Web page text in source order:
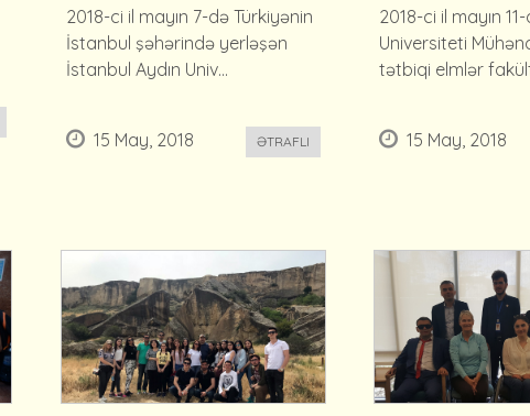
2018-ci il mayın 7-də Türkiyənin
İstanbul şəhərində yerləşən
İstanbul Aydın Univ...
15 May, 2018 ƏTRAFLI
2018-ci il mayın
Universiteti
tətbiqi elmlər
15 May, 2018